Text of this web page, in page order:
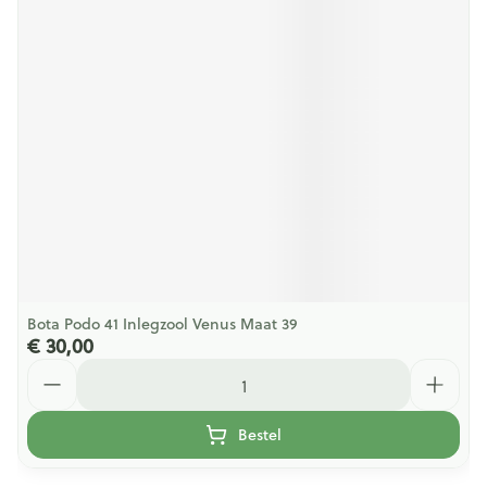
Bota Podo 41 Inlegzool Venus Maat 39
€ 30,00
Bestel